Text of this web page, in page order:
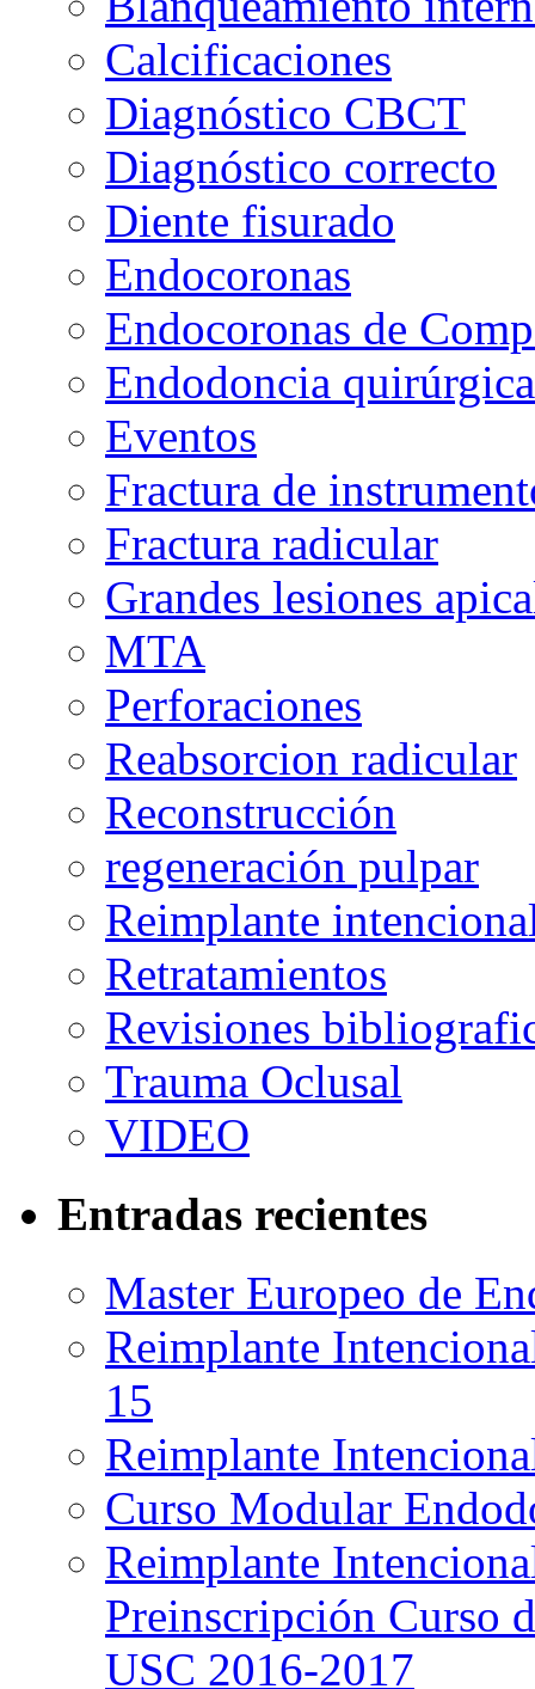
Calcificaciones
Diagnóstico CBCT
Diagnóstico correcto
Diente fisurado
Endocoronas
Endocoronas de
Endodoncia quirúrgica
Eventos
Fractura de
Fractura radicular
Grandes lesiones
MTA
Perforaciones
Reabsorcion radicular
Reconstrucción
regeneración pulpar
Reimplante
Retratamientos
Revisiones
Trauma Oclusal
VIDEO
Entradas recientes
Master Europeo de
Reimplante
15
Reimplante
Curso Modular
Reimplante
Preinscripción Curso
USC 2016-2017